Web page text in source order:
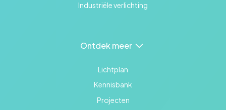
Industriële verlichting
Ontdek meer
Lichtplan
Kennisbank
Projecten